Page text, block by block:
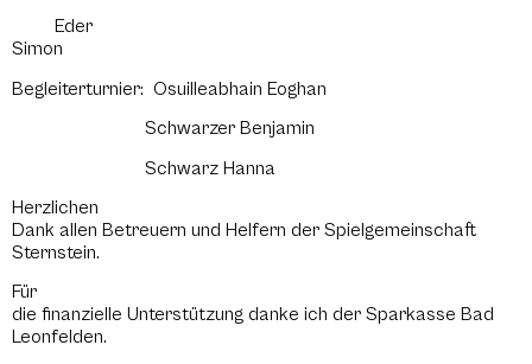
Eder
Simon
Begleiterturnier: Osuilleabhain Eoghan
Schwarzer Benjamin
Schwarz Hanna
Herzlichen
Dank allen Betreuern und Helfern der Spielgemeinschaft
Sternstein.
Für
die finanzielle Unterstützung danke ich der Sparkasse Bad
Leonfelden.